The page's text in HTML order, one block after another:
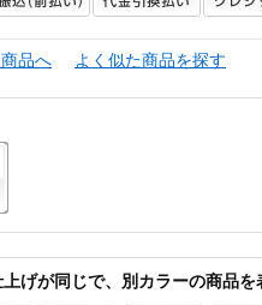
品へ よく似た商品を探す
げが同じで、別カラーの商品を